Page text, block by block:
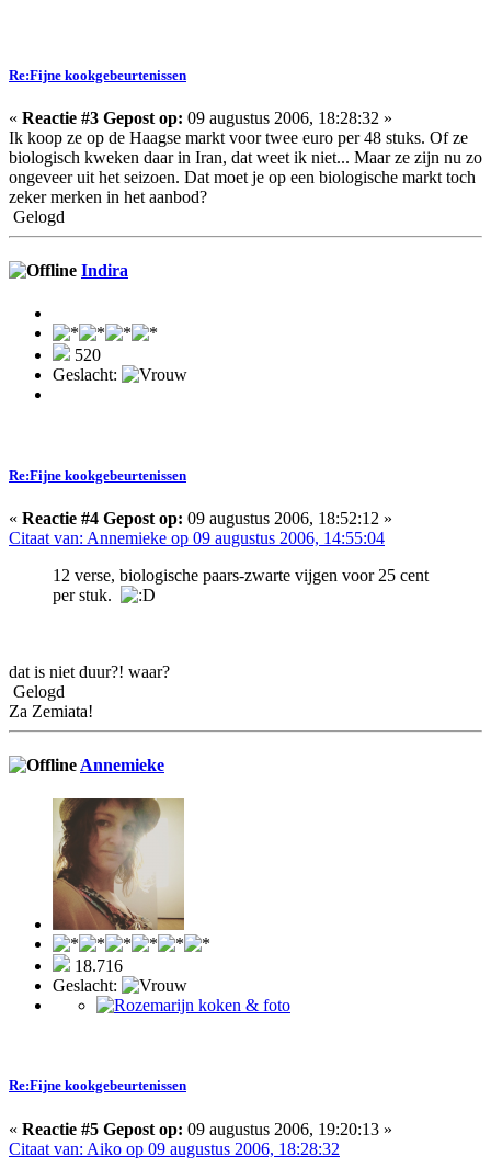
Re:Fijne kookgebeurtenissen
« Reactie #3 Gepost op: 09 augustus 2006, 18:28:32 »
Ik koop ze op de Haagse markt voor twee euro per 48 stuks. Of ze
biologisch kweken daar in Iran, dat weet ik niet... Maar ze zijn nu zo
ongeveer uit het seizoen. Dat moet je op een biologische markt toch
zeker merken in het aanbod?
Gelogd
Indira
520
Geslacht:
Re:Fijne kookgebeurtenissen
« Reactie #4 Gepost op: 09 augustus 2006, 18:52:12 »
Citaat van: Annemieke op 09 augustus 2006, 14:55:04
12 verse, biologische paars-zwarte vijgen voor 25 cent
per stuk.
dat is niet duur?! waar?
Gelogd
Za Zemiata!
Annemieke
18.716
Geslacht:
Re:Fijne kookgebeurtenissen
« Reactie #5 Gepost op: 09 augustus 2006, 19:20:13 »
Citaat van: Aiko op 09 augustus 2006, 18:28:32